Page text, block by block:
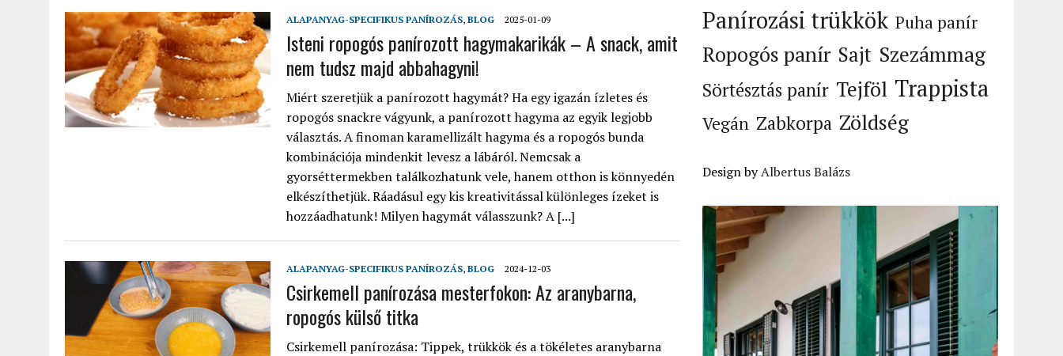
ALAPANYAG-SPECIFIKUS PANÍROZÁS, BLOG 2025-01-09
Isteni ropogós panírozott hagymakarikák – A snack, amit
nem tudsz majd abbahagyni!
Miért szeretjük a panírozott hagymát? Ha egy igazán ízletes és
ropogós snackre vágyunk, a panírozott hagyma az egyik legjobb
választás. A finoman karamellizált hagyma és a ropogós bunda
kombinációja mindenkit levesz a lábáról. Nemcsak a
gyorséttermekben találkozhatunk vele, hanem otthon is könnyedén
elkészíthetjük. Ráadásul egy kis kreativitással különleges ízeket is
hozzáadhatunk! Milyen hagymát válasszunk? A [...]
ALAPANYAG-SPECIFIKUS PANÍROZÁS, BLOG 2024-12-03
Csirkemell panírozása mesterfokon: Az aranybarna,
ropogós külső titka
Csirkemell panírozása: Tippek, trükkök és a tökéletes aranybarna
Panírozási trükkök Puha panír
Ropogós panír Sajt Szezámmag
Sörtésztás panír Tejföl Trappista
Vegán Zabkorpa Zöldség
Design byAlbertus Balázs